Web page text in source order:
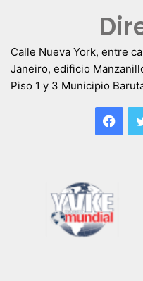
Calle Nueva York, entre
Janeiro, edificio
Piso 1 y 3 Municipio